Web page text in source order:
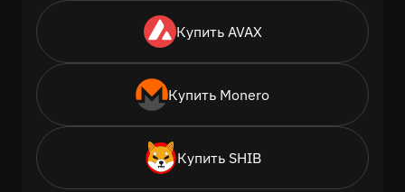
Купить AVAX
Купить Monero
Купить SHIB